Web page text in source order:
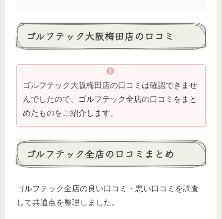
ゴルフテック大阪梅田店の口コミ
ゴルフテック大阪梅田店の口コミは確認できませ
んでしたので、ゴルフテック全店の口コミをまと
めたものをご紹介します。
ゴルフテック全店の口コミまとめ
ゴルフテック全店の良い口コミ・悪い口コミを調査
して共通点を整理しました。